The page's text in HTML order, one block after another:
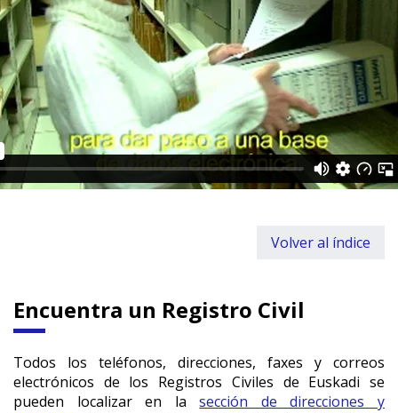
Volver al índice
Encuentra un Registro Civil
Todos los teléfonos, direcciones, faxes y correos
electrónicos de los Registros Civiles de Euskadi se
pueden localizar en lasección de direcciones y